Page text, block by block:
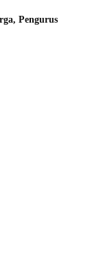
Pengurus